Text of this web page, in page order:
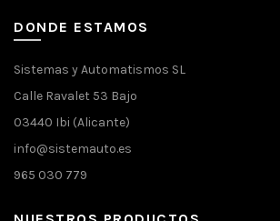
DONDE ESTAMOS
Sistemas y Automatismos SL
Calle Ravalet 53 Bajo
03440 Ibi (Alicante)
info@sistemauto.es
965 030 779